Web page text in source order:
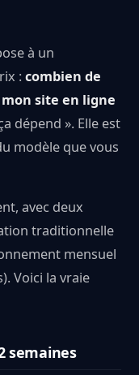
à un
: combien de
site en ligne
dépend ». Elle est
modèle que vous
avec deux
traditionnelle
mensuel
Voici la vraie
semaines